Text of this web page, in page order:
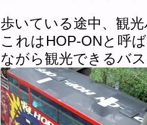
歩いている途中、観
これはHOP-ONと呼
ながら観光できるバ